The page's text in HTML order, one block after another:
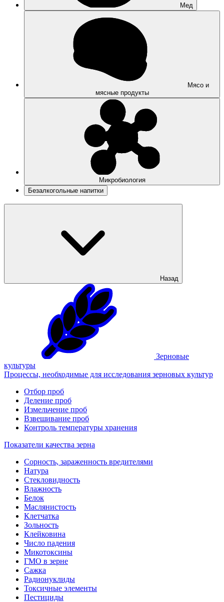
Мед
Мясо и
мясные продукты
Микробиология
Безалкогольные напитки
Назад
Зерновые
культуры
Процессы, необходимые для исследования зерновых культур
Отбор проб
Деление проб
Измельчение проб
Взвешивание проб
Контроль температуры хранения
Показатели качества зерна
Сорность, зараженность вредителями
Натура
Стекловидность
Влажность
Белок
Маслянистость
Клетчатка
Зольность
Клейковина
Число падения
Микотоксины
ГМО в зерне
Сажка
Радионуклиды
Токсичные элементы
Пестициды